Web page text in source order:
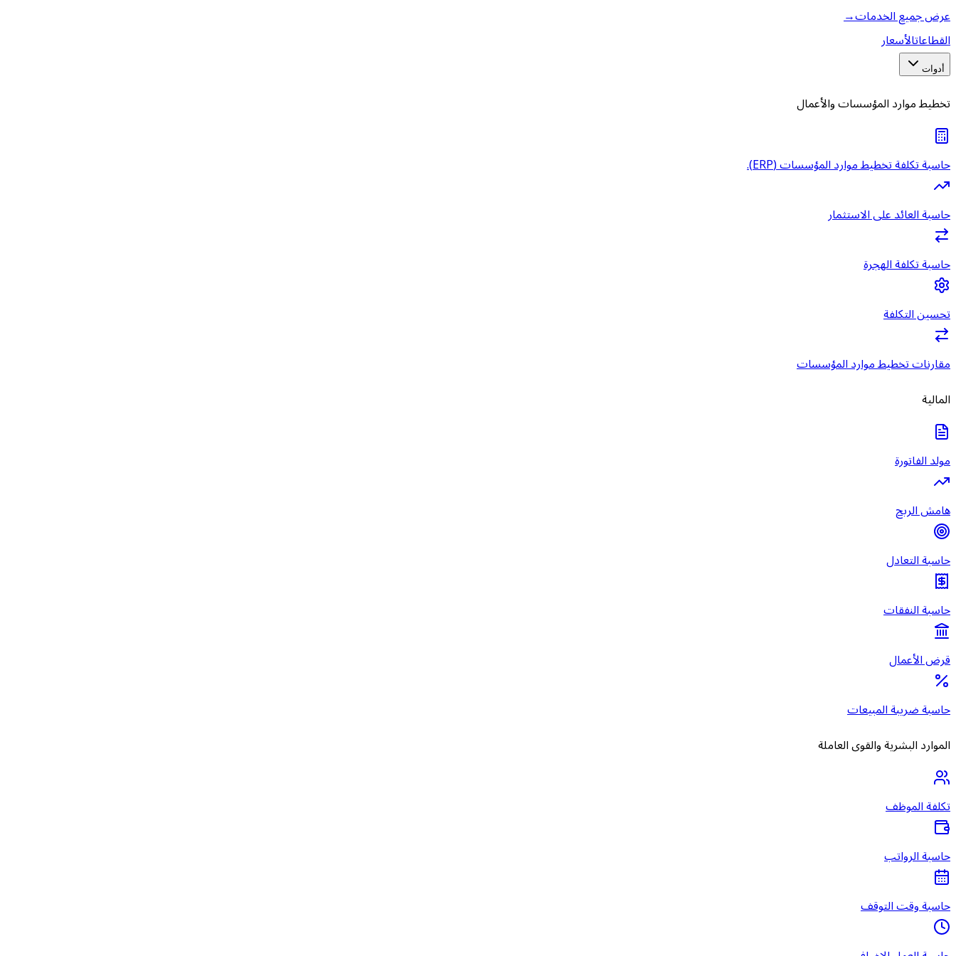
عرض جميع الخدمات→
القطاعاتالأسعار
أدوات
تخطيط موارد المؤسسات والأعمال
حاسبة تكلفة تخطيط موارد المؤسسات (ERP).
حاسبة العائد على الاستثمار
حاسبة تكلفة الهجرة
تحسين التكلفة
مقارنات تخطيط موارد المؤسسات
المالية
مولد الفاتورة
هامش الربح
حاسبة التعادل
حاسبة النفقات
قرض الأعمال
حاسبة ضريبة المبيعات
الموارد البشرية والقوى العاملة
تكلفة الموظف
حاسبة الرواتب
حاسبة وقت التوقف